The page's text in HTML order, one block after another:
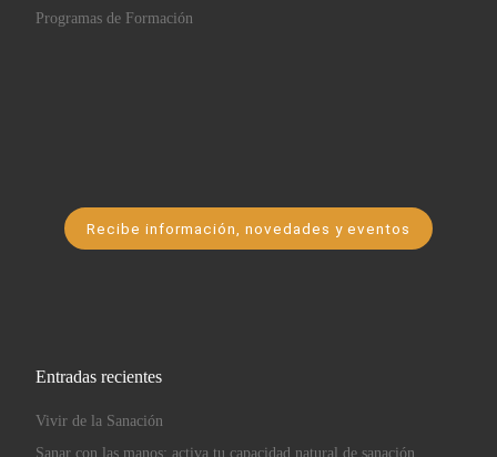
Programas de Formación
Recibe información, novedades y eventos
Entradas recientes
Vivir de la Sanación
Sanar con las manos: activa tu capacidad natural de sanación